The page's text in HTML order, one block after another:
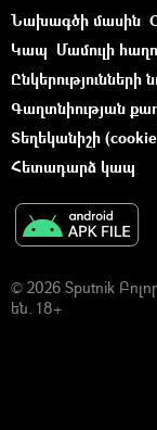
Նախագծի մասին
Կապ Մամուլի
Ընկերությունների
Գաղտնիության
Տեղեկանիշի
Հետադարձ կապ
© 2026 Sputnik
են. 18+